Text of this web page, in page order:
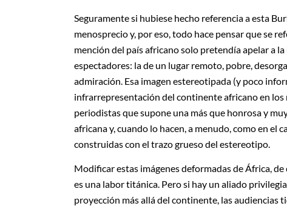
Seguramente si hubiese hecho referencia a esta
menosprecio y, por eso, todo hace pensar que se
mención del país africano solo pretendía apelar a
espectadores: la de un lugar remoto, pobre,
admiración. Esa imagen estereotipada (y poco
infrarrepresentación del continente africano en los
periodistas que supone una más que honrosa y
africana y, cuando lo hacen, a menudo, como en
construidas con el trazo grueso del estereotipo.
Modificar estas imágenes deformadas de África,
es una labor titánica. Pero si hay un aliado
proyección más allá del continente, las